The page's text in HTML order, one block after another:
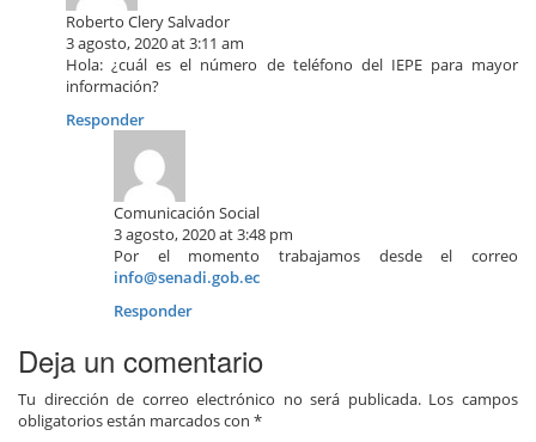
Roberto Clery Salvador
3 agosto, 2020 at 3:11 am
Hola: ¿cuál es el número de teléfono del IEPE para mayor
información?
Responder
Comunicación Social
3 agosto, 2020 at 3:48 pm
Por el momento trabajamos desde el correo
info@senadi.gob.ec
Responder
Deja un comentario
Tu dirección de correo electrónico no será publicada.Los campos
obligatorios están marcados con *